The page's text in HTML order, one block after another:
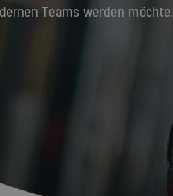
Teams werden möchte.